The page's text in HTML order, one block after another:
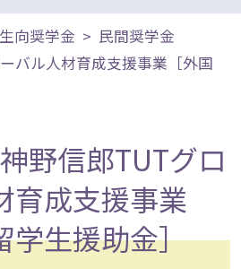
向奨学金
民間奨学金
バル人材育成支援事業［外国
野信郎TUTグロ
育成支援事業
学生援助金］